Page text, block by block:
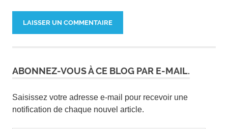
ABONNEZ-VOUS À CE BLOG PAR E-MAIL.
Saisissez votre adresse e-mail pour recevoir une
notification de chaque nouvel article.